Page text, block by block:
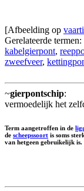
[Afbeelding op
Gerelateerde termen:
kabelgierpont,
zweefveer,
~gierpontschip:
vermoedelijk het
Term aangetroffen in de
de scheepssoort is soms
van hetgeen gebruikelijk is.